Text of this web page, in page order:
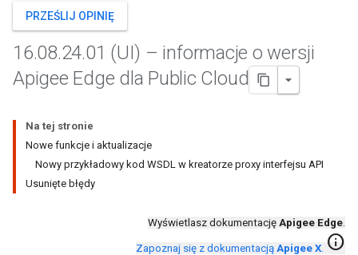
PRZEŚLIJ OPINIĘ
16.08.24.01 (UI) – informacje o wersji
Apigee Edge dla Public Cloud
Na tej stronie
Nowe funkcje i aktualizacje
Nowy przykładowy kod WSDL w kreatorze proxy interfejsu API
Usunięte błędy
Wyświetlasz dokumentację Apigee Edge.
Zapoznaj się z dokumentacją Apigee X. info